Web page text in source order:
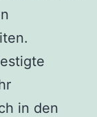
in den